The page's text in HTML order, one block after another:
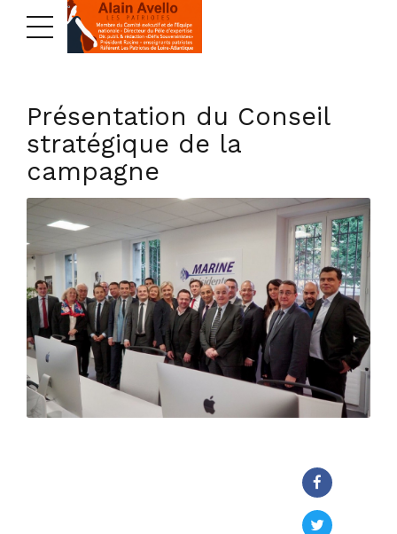
Présentation du Conseil
stratégique de la
campagne